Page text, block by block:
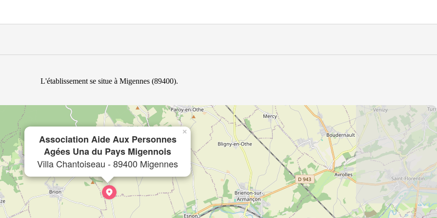
L'établissement se situe à Migennes (89400).
Association Aide Aux Personnes
Agées Una du Pays Migennois
Villa Chantoiseau - 89400 Migennes
×